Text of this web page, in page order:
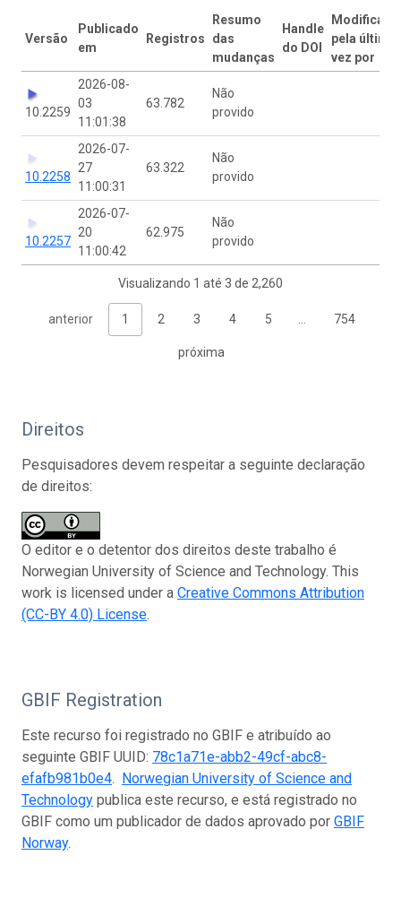
Versão
Publicado
em
Registros
Resumo
das
mudanças
Handle
do DOI
Modificado
pela última
vez por
10.2259
2026-08-
03
11:01:38
63.782
Não
provido
10.2258
2026-07-
27
11:00:31
63.322
Não
provido
10.2257
2026-07-
20
11:00:42
62.975
Não
provido
Visualizando 1 até 3 de 2,260
anterior 1 2 3 4 5 754
próxima
Direitos
Pesquisadores devem respeitar a seguinte declaração
de direitos:
O editor e o detentor dos direitos deste trabalho é
Norwegian University of Science and Technology. This
work is licensed under a Creative Commons Attribution
(CC-BY 4.0) License.
GBIF Registration
Este recurso foi registrado no GBIF e atribuído ao
seguinte GBIF UUID: 78c1a71e-abb2-49cf-abc8-
efafb981b0e4. Norwegian University of Science and
Technology publica este recurso, e está registrado no
GBIF como um publicador de dados aprovado por GBIF
Norway.